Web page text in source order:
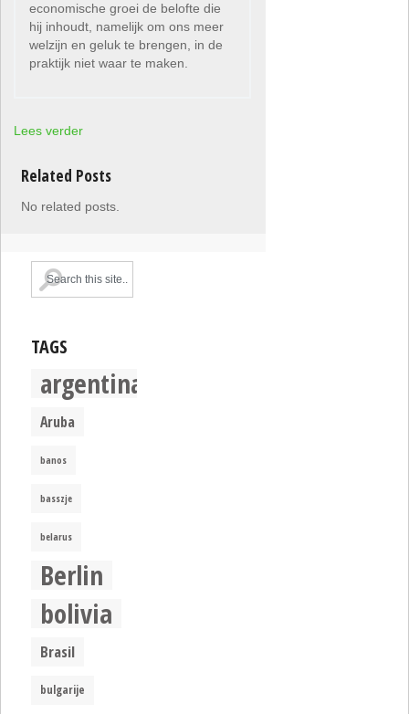
economische groei de belofte die
hij inhoudt, namelijk om ons meer
welzijn en geluk te brengen, in de
praktijk niet waar te maken.
Lees verder
Related Posts
No related posts.
TAGS
argentina
Aruba
banos
basszje
belarus
Berlin
bolivia
Brasil
bulgarije